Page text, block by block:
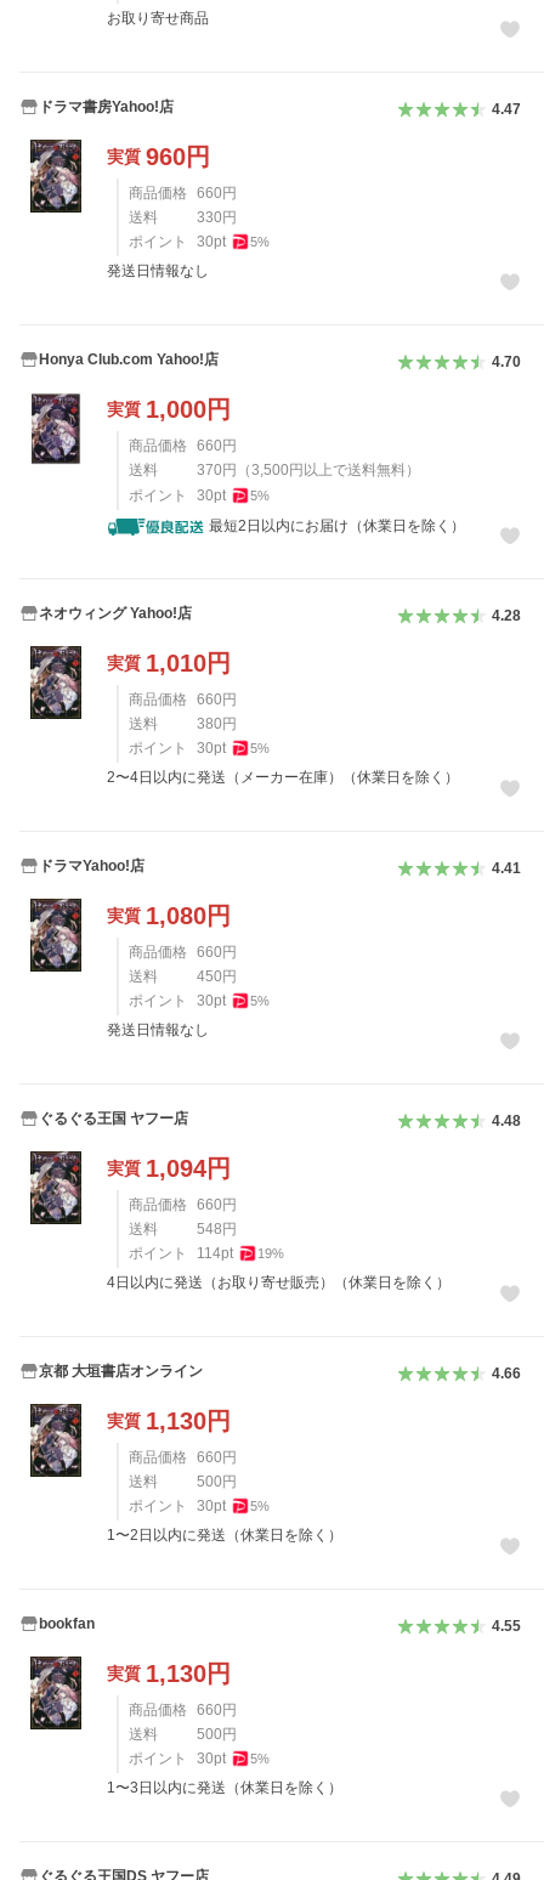
お取り寄せ商品
ドラマ書房Yahoo!店 4.47
実質 960円
商品価格 660 円
送料
330 円
ポイント
30pt 5%
発送日情報なし
Honya Club.com Yahoo!店 4.70
実質 1,000円
商品価格 660 円
送料
370 円 （3,500 円以上で送料無料）
ポイント
30pt 5%
最短2日以内にお届け（休業日を除く）
ネオウィング Yahoo!店 4.28
実質 1,010円
商品価格 660 円
送料
380 円
ポイント
30pt 5%
2〜4日以内に発送（メーカー在庫）（休業日を除く）
ドラマYahoo!店 4.41
実質 1,080円
商品価格 660 円
送料
450 円
ポイント
30pt 5%
発送日情報なし
ぐるぐる王国 ヤフー店 4.48
実質 1,094円
商品価格 660 円
送料
548 円
ポイント
114pt 19%
4日以内に発送（お取り寄せ販売）（休業日を除く）
京都 大垣書店オンライン 4.66
実質 1,130円
商品価格 660 円
送料
500 円
ポイント
30pt 5%
1〜2日以内に発送（休業日を除く）
bookfan 4.55
実質 1,130円
商品価格 660 円
送料
500 円
ポイント
30pt 5%
1〜3日以内に発送（休業日を除く）
ぐるぐる王国DS ヤフー店